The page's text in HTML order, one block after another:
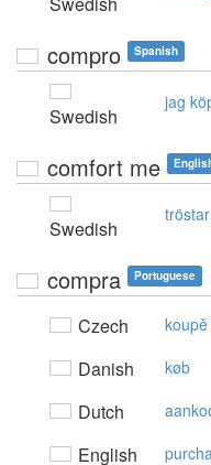
compro Spanish
Swedish
jag
comfort me
Swedish
compra Portuguese
Czech koupě
Danish køb
Dutch
English